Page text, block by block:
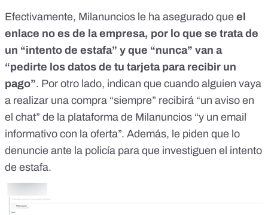
Efectivamente, Milanuncios le ha asegurado que el
enlace no es de la empresa, por lo que se trata de
un “intento de estafa” y que “nunca” van a
“pedirte los datos de tu tarjeta para recibir un
pago”. Por otro lado, indican que cuando alguien vaya
a realizar una compra “siempre” recibirá “un aviso en
el chat” de la plataforma de Milanuncios “y un email
informativo con la oferta”. Además, le piden que lo
denuncie ante la policía para que investiguen el intento
de estafa.